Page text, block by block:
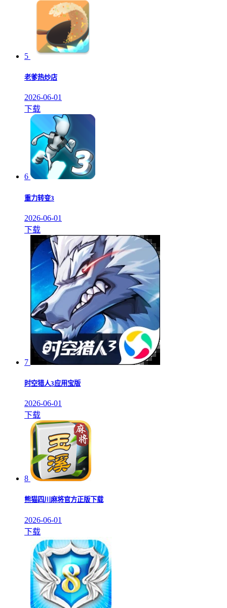
5
老爹热炒店
2026-06-01
下载
6
重力转变3
2026-06-01
下载
7
时空猎人3应用宝版
2026-06-01
下载
8
熊猫四川麻将官方正版下载
2026-06-01
下载